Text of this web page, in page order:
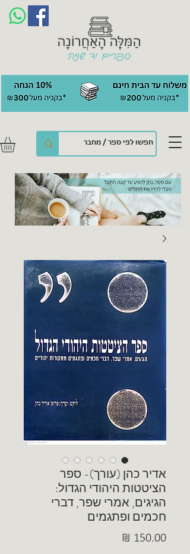
אדיר כהן (עורך)- ספר
הציטטות היהודי הגדול:
הגיגים, אמרי שפר, דברי
חכמים ופתגמים